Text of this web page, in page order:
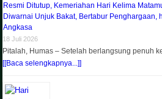
Resmi Ditutup, Kemeriahan Hari Kelima
Diwarnai Unjuk Bakat, Bertabur Penghargaan,
Angkasa
18 Juli 2026
Pitalah, Humas – Setelah berlangsung penuh
[[Baca selengkapnya...]]